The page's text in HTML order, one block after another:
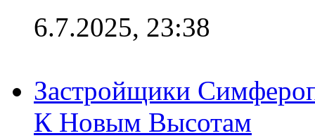
6.7.2025, 23:38
Застройщики
К Новым Высотам